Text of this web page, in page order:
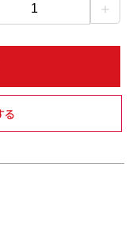
1 ＋